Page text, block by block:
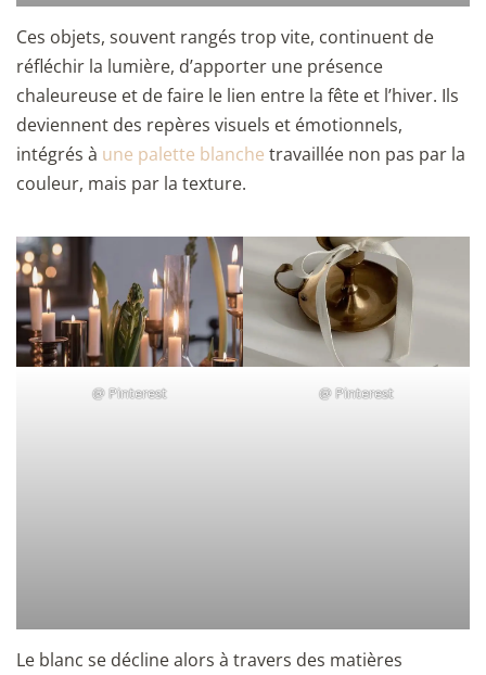
Ces objets, souvent rangés trop vite, continuent de
réfléchir la lumière, d’apporter une présence
chaleureuse et de faire le lien entre la fête et l’hiver. Ils
deviennent des repères visuels et émotionnels,
intégrés à une palette blanche travaillée non pas par la
couleur, mais par la texture.
@Pinterest @Pinterest
Le blanc se décline alors à travers des matières